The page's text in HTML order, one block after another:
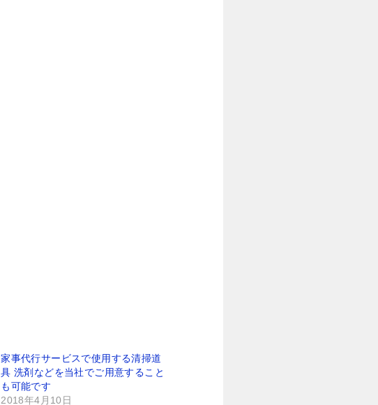
家事代行サービスで使用する清掃道
具 洗剤などを当社でご用意すること
も可能です
2018年4月10日